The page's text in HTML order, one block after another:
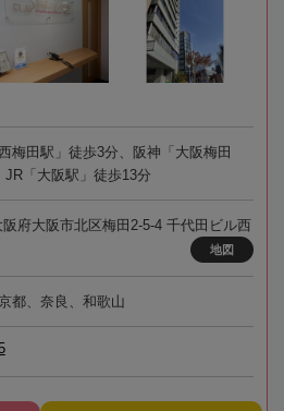
梅田駅」徒歩3分、阪神「大阪梅田
JR「大阪駅」徒歩13分
阪府大阪市北区梅田2-5-4 千代田ビル西
地図
都、奈良、和歌山